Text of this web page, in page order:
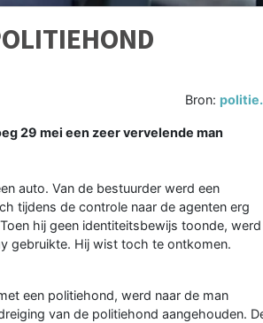
Bron:
29 mei een zeer vervelende man
auto. Van de bestuurder werd een
tijdens de controle naar de agenten erg
hij geen identiteitsbewijs toonde, werd
gebruikte. Hij wist toch te ontkomen.
een politiehond, werd naar de man
van de politiehond aangehouden.